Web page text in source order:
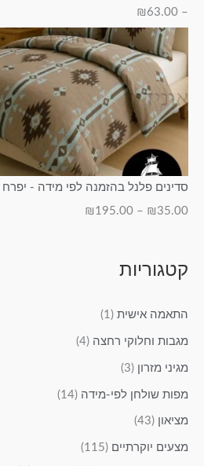
–
₪ 63.00
סדינים פלנל בהזמנה לפי מידה - יפרח
₪ 35.00
–
₪ 195.00
קטגוריות
התאמה אישית (1)
מגבות וחלוקי רחצה (4)
מגיני מזרון (3)
מפות שולחן לפי-מידה (14)
מציאון (43)
מצעים יוקרתיים (115)